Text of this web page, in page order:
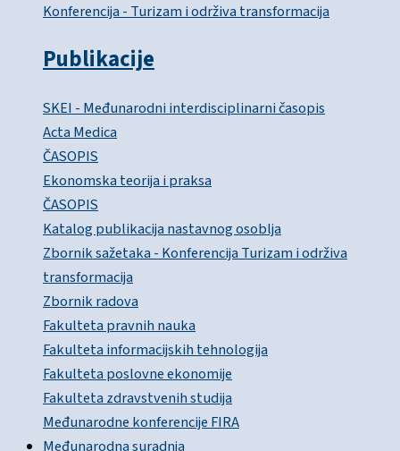
Konferencija - Turizam i održiva transformacija
Publikacije
SKEI - Međunarodni interdisciplinarni časopis
Acta Medica
ČASOPIS
Ekonomska teorija i praksa
ČASOPIS
Katalog publikacija nastavnog osoblja
Zbornik sažetaka - Konferencija Turizam i održiva
transformacija
Zbornik radova
Fakulteta pravnih nauka
Fakulteta informacijskih tehnologija
Fakulteta poslovne ekonomije
Fakulteta zdravstvenih studija
Međunarodne konferencije FIRA
Međunarodna suradnja